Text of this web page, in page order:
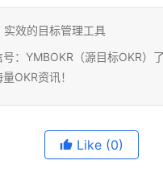
实效的目标管理工具
：YMBOKR（源目标OKR）
OKR资讯！
Like (0)